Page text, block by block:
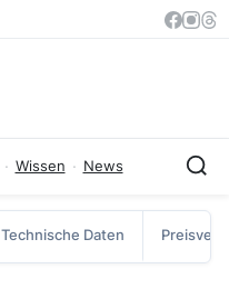
· Wissen · News
Technische Daten